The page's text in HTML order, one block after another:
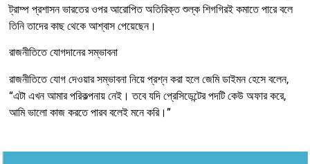
ট্রাম্প প্রশাসন ভারতের ওপর আরোপিত অতিরিক্ত শুল্ক শিগগিরই কমাতে পারে বলে
তিনি তাদের কাছ থেকে আশ্বাস পেয়েছেন।
রাজনীতিতে যোগদানের সম্ভাবনা
রাজনীতিতে যোগ দেওয়ার সম্ভাবনা নিয়ে প্রশ্ন করা হলে জেমি ডাইমন হেসে বলেন,
“এটা এখন আমার পরিকল্পনায় নেই। তবে যদি প্রেসিডেন্টের পদটি কেউ অফার করে,
আমি ভালো কাজ করতে পারব বলেই মনে করি।”